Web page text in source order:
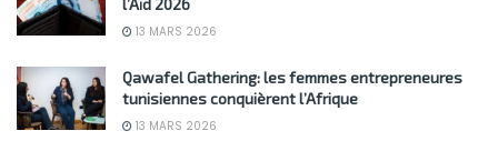
l’Aïd 2026
13 MARS 2026
Qawafel Gathering: les femmes entrepreneures
tunisiennes conquièrent l’Afrique
13 MARS 2026